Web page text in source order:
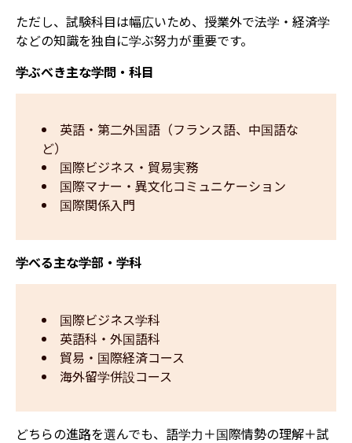
ただし、試験科目は幅広いため、授業外で法学・経済学
などの知識を独自に学ぶ努力が重要です。
学ぶべき主な学問・科目
英語・第二外国語（フランス語、中国語な
ど）
国際ビジネス・貿易実務
国際マナー・異文化コミュニケーション
国際関係入門
学べる主な学部・学科
国際ビジネス学科
英語科・外国語科
貿易・国際経済コース
海外留学併設コース
どちらの進路を選んでも、語学力＋国際情勢の理解＋試